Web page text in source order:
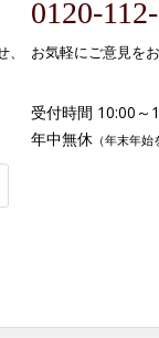
0120-
お気軽にご意見を
受付時間 10:00～
年中無休 （年末年始